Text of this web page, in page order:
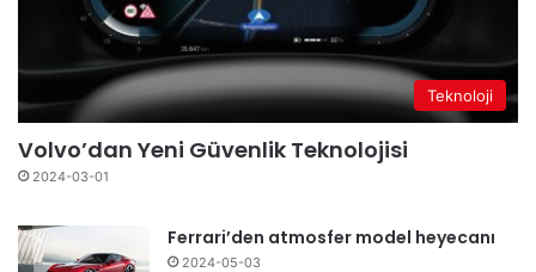
Teknoloji
Volvo’dan Yeni Güvenlik Teknolojisi
2024-03-01
Ferrari’den atmosfer model heyecanı
2024-05-03